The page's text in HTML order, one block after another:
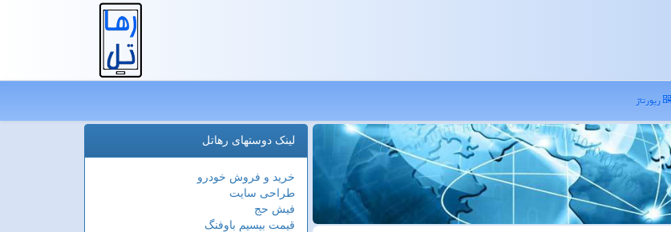
رپورتاژ
لینک دوستهای رهاتل
خرید و فروش خودرو
طراحی سایت
فیش حج
قیمت بیسیم باوفنگ